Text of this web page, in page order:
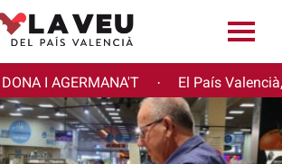
DONA I AGERMANA'T · El País